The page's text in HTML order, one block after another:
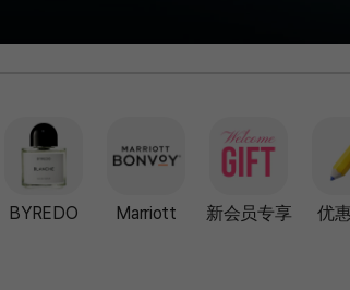
BYREDO Marriott 新会员专享 优